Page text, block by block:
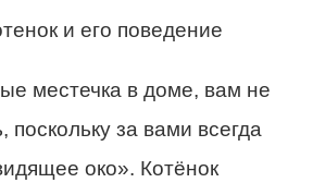
местечка в доме, вам не
поскольку за вами всегда
око». Котёнок